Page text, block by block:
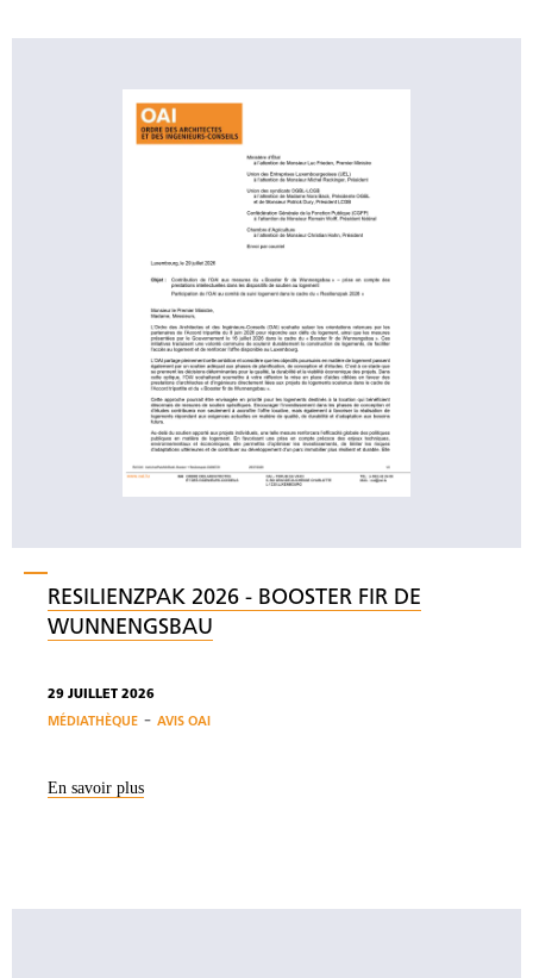
RESILIENZPAK 2026 - BOOSTER FIR DE
WUNNENGSBAU
29 JUILLET 2026
MÉDIATHÈQUE - AVIS OAI
En savoir plus